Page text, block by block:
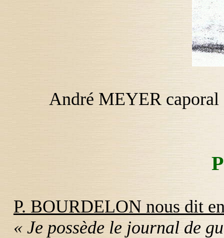
André MEYER caporal
P. BOURDELON nous dit
« Je possède le journal de